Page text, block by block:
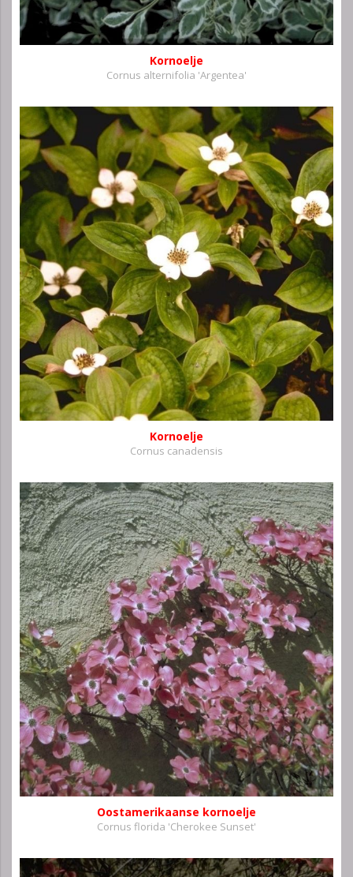
Kornoelje
Cornus alternifolia 'Argentea'
Kornoelje
Cornus canadensis
Oostamerikaanse kornoelje
Cornus florida 'Cherokee Sunset'